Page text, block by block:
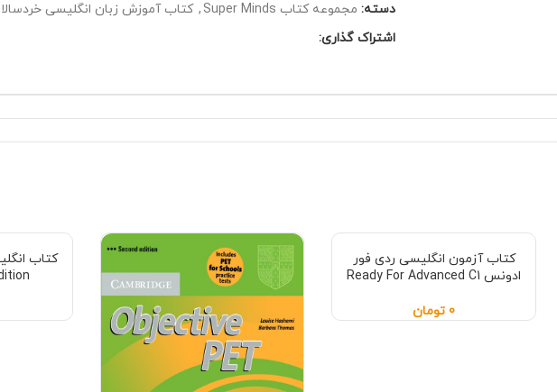
دسته: مجموعه کتاب Super Minds , کتاب آموزش زبان انگلیسی
اشتراک گذاری:
کتاب آزمون انگلیسی ردی فور
ادونس Ready For Advanced C1
0 تومان